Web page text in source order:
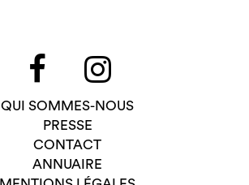
QUI SOMMES-NOUS
PRESSE
CONTACT
ANNUAIRE